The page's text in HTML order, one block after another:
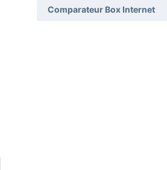
Comparateur Box Internet